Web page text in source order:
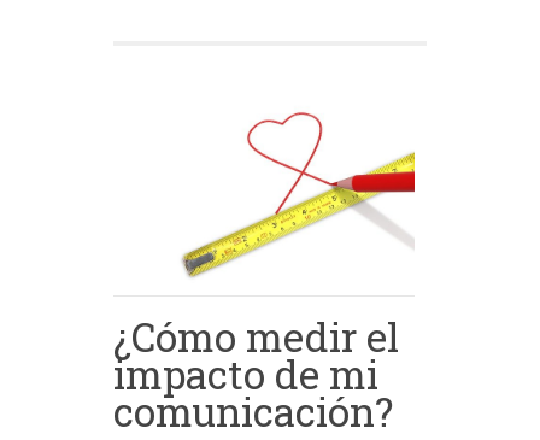
¿Cómo medir el
impacto de mi
comunicación?